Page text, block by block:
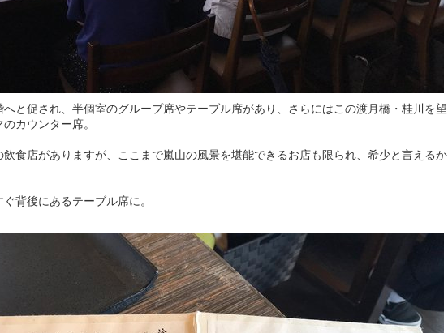
へと促され、半個室のグループ席やテーブル席があり、さらにはこの渡月橋・桂川を望
カウンター席。
飲食店がありますが、ここまで嵐山の風景を堪能できるお店も限られ、希少と言えるか
背後にあるテーブル席に。